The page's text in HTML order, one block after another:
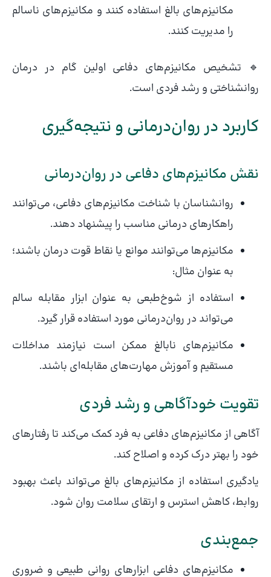
مکانیزم‌های بالغ استفاده کنند و مکانیزم‌های ناسالم
را مدیریت کنند.
🔹 تشخیص مکانیزم‌های دفاعی اولین گام در درمان
روانشناختی و رشد فردی است.
کاربرد در روان‌درمانی و نتیجه‌گیری
نقش مکانیزم‌های دفاعی در روان‌درمانی
روانشناسان با شناخت مکانیزم‌های دفاعی، می‌توانند
راهکارهای درمانی مناسب را پیشنهاد دهند.
مکانیزم‌ها می‌توانند موانع یا نقاط قوت درمان باشند؛
به عنوان مثال:
استفاده از شوخ‌طبعی به عنوان ابزار مقابله سالم
می‌تواند در روان‌درمانی مورد استفاده قرار گیرد.
مکانیزم‌های نابالغ ممکن است نیازمند مداخلات
مستقیم و آموزش مهارت‌های مقابله‌ای باشند.
تقویت خودآگاهی و رشد فردی
آگاهی از مکانیزم‌های دفاعی به فرد کمک می‌کند تا رفتارهای
خود را بهتر درک کرده و اصلاح کند.
یادگیری استفاده از مکانیزم‌های بالغ می‌تواند باعث بهبود
روابط، کاهش استرس و ارتقای سلامت روان شود.
جمع‌بندی
مکانیزم‌های دفاعی ابزارهای روانی طبیعی و ضروری